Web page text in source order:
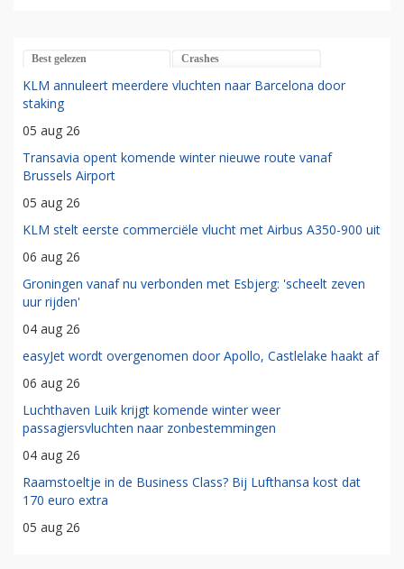
Best gelezen Crashes
KLM annuleert meerdere vluchten naar Barcelona door
staking
05 aug 26
Transavia opent komende winter nieuwe route vanaf
Brussels Airport
05 aug 26
KLM stelt eerste commerciële vlucht met Airbus A350-900 uit
06 aug 26
Groningen vanaf nu verbonden met Esbjerg: 'scheelt zeven
uur rijden'
04 aug 26
easyJet wordt overgenomen door Apollo, Castlelake haakt af
06 aug 26
Luchthaven Luik krijgt komende winter weer
passagiersvluchten naar zonbestemmingen
04 aug 26
Raamstoeltje in de Business Class? Bij Lufthansa kost dat
170 euro extra
05 aug 26